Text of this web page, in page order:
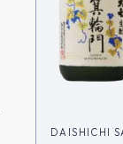
DAISHICHI